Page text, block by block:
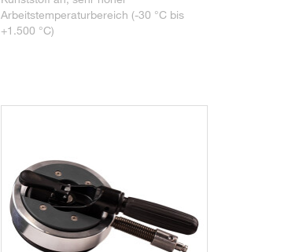
Arbeitstemperaturbereich (-30 °C bis
+1.500 °C)